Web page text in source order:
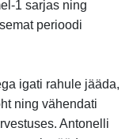
1 sarjas ning
perioodi
igati rahule jääda,
ning vähendati
Antonelli